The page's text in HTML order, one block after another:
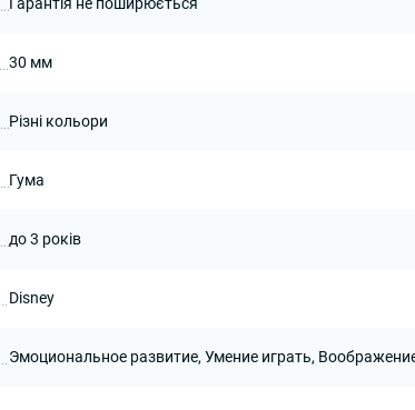
30 мм
Різні кольори
Гума
до 3 років
Disney
Эмоциональное развитие, Умение играть,